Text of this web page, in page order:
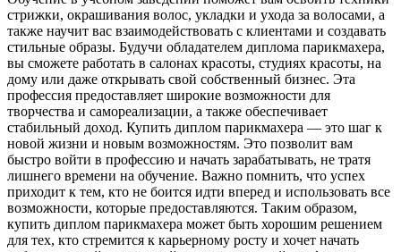
стрижки, окрашивания волос, укладки и ухода за волосами, а
также научит вас взаимодействовать с клиентами и создавать
стильные образы. Будучи обладателем диплома парикмахера,
вы сможете работать в салонах красоты, студиях красоты, на
дому или даже открывать свой собственный бизнес. Эта
профессия предоставляет широкие возможности для
творчества и самореализации, а также обеспечивает
стабильный доход. Купить диплом парикмахера — это шаг к
новой жизни и новым возможностям. Это позволит вам
быстро войти в профессию и начать зарабатывать, не тратя
лишнего времени на обучение. Важно помнить, что успех
приходит к тем, кто не боится идти вперед и использовать все
возможности, которые предоставляются. Таким образом,
купить диплом парикмахера может быть хорошим решением
для тех, кто стремится к карьерному росту и хочет начать